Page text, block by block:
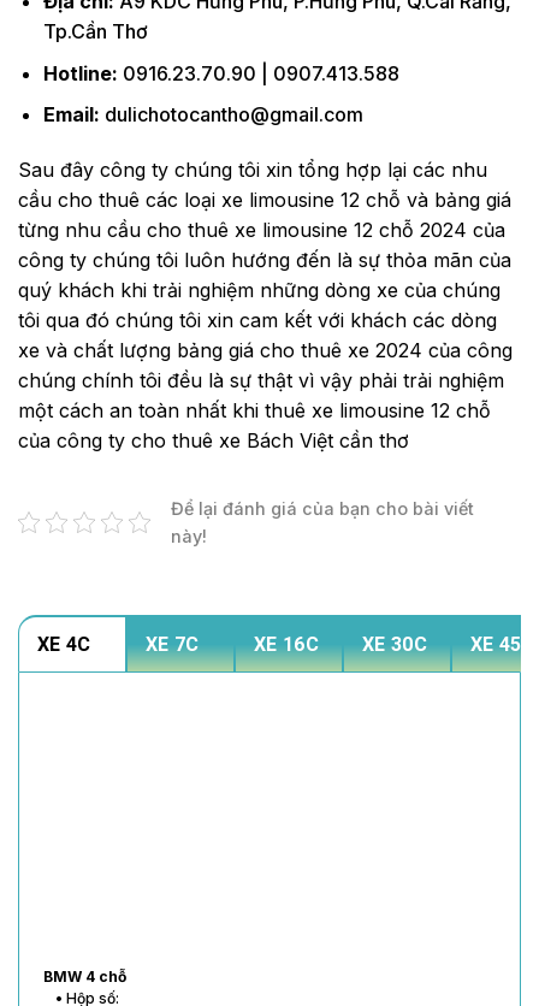
Tp.Cần Thơ
Hotline: 0916.23.70.90 | 0907.413.588
Email: dulichotocantho@gmail.com
Sau đây công ty chúng tôi xin tổng hợp lại các nhu
cầu cho thuê các loại xe limousine 12 chỗ và bảng giá
từng nhu cầu cho thuê xe limousine 12 chỗ 2024 của
công ty chúng tôi luôn hướng đến là sự thỏa mãn của
quý khách khi trải nghiệm những dòng xe của chúng
tôi qua đó chúng tôi xin cam kết với khách các dòng
xe và chất lượng bảng giá cho thuê xe 2024 của công
chúng chính tôi đều là sự thật vì vậy phải trải nghiệm
một cách an toàn nhất khi thuê xe limousine 12 chỗ
của công ty cho thuê xe Bách Việt cần thơ
Để lại đánh giá của bạn cho bài viết
này!
XE 4C XE 7C XE 16C XE 30C XE 45C
BMW 4 chỗ
• Hộp số: